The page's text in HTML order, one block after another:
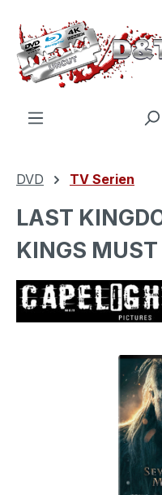
Zum Hauptinhalt springen
DVD TV Serien
LAST
KINGS MUST
Bildergalerie